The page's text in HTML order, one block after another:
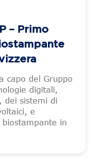
– Primo
capo del Gruppo
digitali,
dei sistemi di
e
in